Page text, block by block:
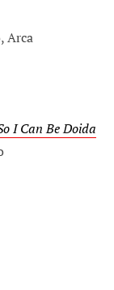
Arca
I Can Be Doida